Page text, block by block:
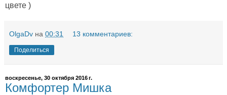
цвете )
OlgaDv на 00:31 13 комментариев:
Поделиться
воскресенье, 30 октября 2016 г.
Комфортер Мишка